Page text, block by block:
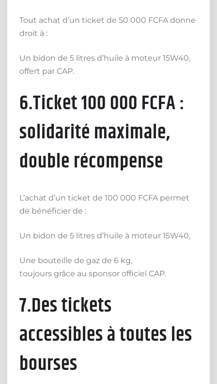
Tout achat d’un ticket de 50 000 FCFA donne
droit à :
Un bidon de 5 litres d’huile à moteur 15W40,
offert par CAP.
6.Ticket 100 000 FCFA :
solidarité maximale,
double récompense
L’achat d’un ticket de 100 000 FCFA permet
de bénéficier de :
Un bidon de 5 litres d’huile à moteur 15W40,
Une bouteille de gaz de 6 kg,
toujours grâce au sponsor officiel CAP.
7.Des tickets
accessibles à toutes les
bourses